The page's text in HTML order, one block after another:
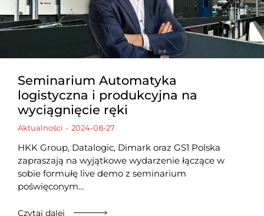
Seminarium Automatyka
logistyczna i produkcyjna na
wyciągnięcie ręki
Aktualności 2024-08-27
HKK Group, Datalogic, Dimark oraz GS1 Polska
zapraszają na wyjątkowe wydarzenie łączące w
sobie formułę live demo z seminarium
poświęconym…
Czytaj dalej